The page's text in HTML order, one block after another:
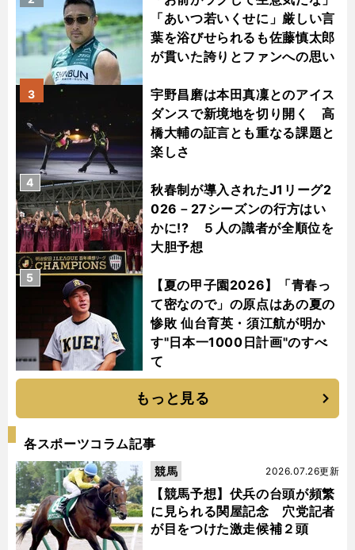
「あいつ若いくせに」厳しい言
葉を浴びせられるも佐藤慎太郎
が貫いた誇りとファンへの思い
宇野昌磨は本田真凜とのアイス
ダンスで新境地を切り開く 高
橋大輔の証言とも重なる課題と
楽しさ
3
秋春制が導入されたJ1リーグ2
026－27シーズンの行方はい
かに!? ５人の識者が全順位を
大胆予想
4
【夏の甲子園2026】「青春っ
て密なので」の原点はあの夏の
惨敗 仙台育英・須江航が明か
す"日本一1000日計画"のすべ
て
5
もっと見る
各スポーツコラム記事
【競馬予想】伏兵の台頭が頻繁
に見られる関屋記念 穴党記者
が目をつけた激走候補２頭
2026.07.26更新
競馬